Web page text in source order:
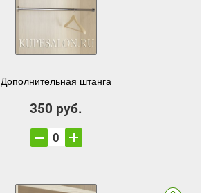
Дополнительная штанга
350 руб.